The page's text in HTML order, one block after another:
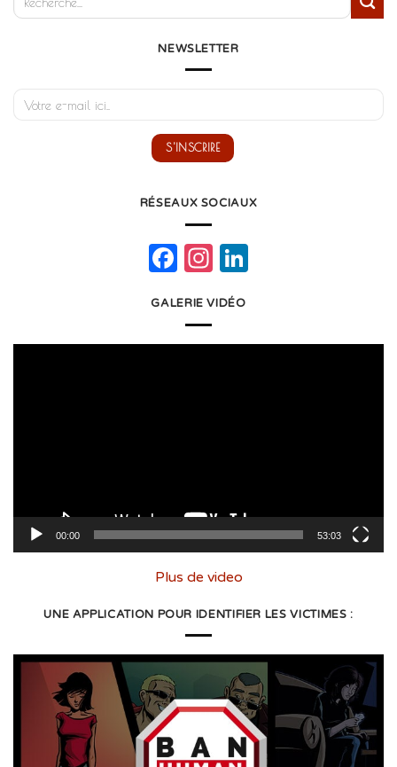
NEWSLETTER
RÉSEAUX SOCIAUX
Facebook
Instagram
GALERIE VIDÉO
00:00 53:03
Plus de video
UNE APPLICATION POUR IDENTIFIER LES VICTIMES :